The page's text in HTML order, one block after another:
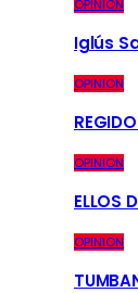
OPINION
Iglús
OPINION
OPINION
ELLOS
OPINION